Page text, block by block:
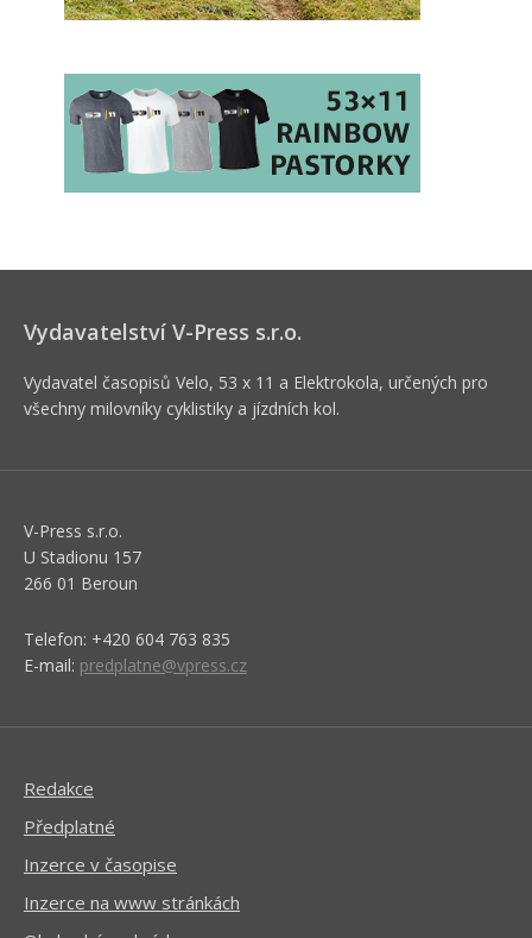
Vydavatelství V-Press s.r.o.
Vydavatel časopisů Velo, 53 x 11 a Elektrokola, určených pro
všechny milovníky cyklistiky a jízdních kol.
V-Press s.r.o.
U Stadionu 157
266 01 Beroun
Telefon: +420 604 763 835
E-mail: predplatne@vpress.cz
Redakce
Předplatné
Inzerce v časopise
Inzerce na www stránkách